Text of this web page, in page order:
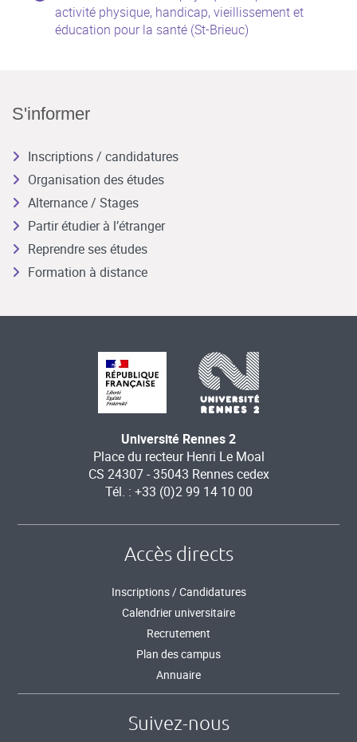
activité physique, handicap, vieillissement et
éducation pour la santé (St-Brieuc)
S'informer
Inscriptions / candidatures
Organisation des études
Alternance / Stages
Partir étudier à l’étranger
Reprendre ses études
Formation à distance
Université Rennes 2
Place du recteur Henri Le Moal
CS 24307 - 35043 Rennes cedex
Tél. : +33 (0)2 99 14 10 00
Accès directs
Inscriptions / Candidatures
Calendrier universitaire
Recrutement
Plan des campus
Annuaire
Suivez-nous